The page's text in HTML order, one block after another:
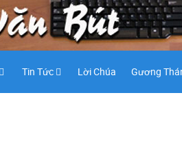
Tin Tức Lời Chúa Gương